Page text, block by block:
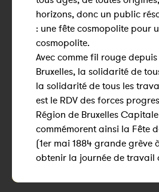
horizons, donc un public
: une fête cosmopolite pour
cosmopolite.
Avec comme fil rouge
Bruxelles, la solidarité de
la solidarité de tous les
est le RDV des forces
Région de Bruxelles
commémorent ainsi la Fête
(1er mai 1884 grande grève
obtenir la journée de travail